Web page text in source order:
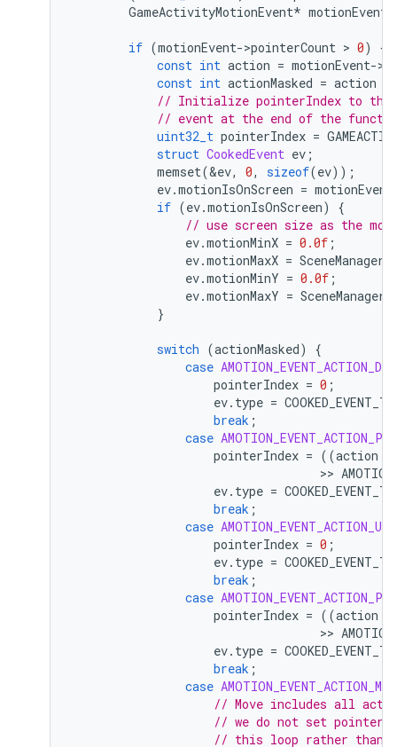
GameActivityMotionEvent* motionEvent
if (motionEvent->pointerCount > 0)
{
const int action = motionEvent->
const int actionMasked = action
// Initialize pointerIndex to the
// event at the end of the
uint32_t pointerIndex =
struct CookedEvent ev ;
memset(&ev, 0, sizeof(ev));
ev.motionIsOnScreen = motionEvent
if (ev.motionIsOnScreen)
{
// use screen size as the
ev.motionMinX = 0.0f ;
ev.motionMaxX = SceneManager
ev.motionMinY = 0.0f ;
ev.motionMaxY = SceneManager
}
switch (actionMasked)
{
case
pointerIndex = 0 ;
ev. type =
break ;
case
pointerIndex = ((action
                                   >>
ev. type =
break ;
case AMOTION_EVENT_ACTION_UP
pointerIndex = 0 ;
ev. type =
break ;
case
pointerIndex = ((action
                                   >>
ev. type =
break ;
case
// Move includes all
// we do not set
// this loop rather than